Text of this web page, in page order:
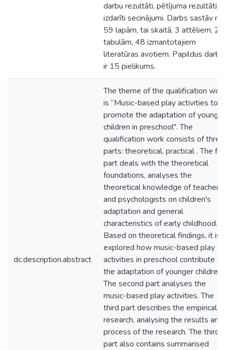
darbu rezultāti, pētījuma rezultāti,
izdarīti secinājumi. Darbs sastāv no
59 lapām, tai skaitā, 3 attēliem, 24
tabulām, 48 izmantotajiem
literatūras avotiem. Papildus darbā
ir 15 pielikums.
dc.description.abstract
The theme of the qualification
is “Music-based play activities to
promote the adaptation of younger
children in preschool". The
qualification work consists of three
parts: theoretical, practical . The
part deals with the theoretical
foundations, analyses the
theoretical knowledge of teachers
and psychologists on children's
adaptation and general
characteristics of early childhood.
Based on theoretical findings, it is
explored how music-based play
activities in preschool contribute to
the adaptation of younger children.
The second part analyses the
music-based play activities. The
third part describes the empirical
research, analysing the results and
process of the research. The third
part also contains summarised